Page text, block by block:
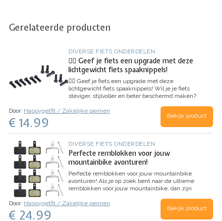
Gerelateerde producten
DIVERSE FIETS ONDERDELEN
🚴‍♂️ Geef je fiets een upgrade met deze
lichtgewicht fiets spaaknippels!
🚴‍♂️ Geef je fiets een upgrade met deze
lichtgewicht fiets spaaknippels! Wil je je fiets
steviger, stijlvoller en beter beschermd maken?
alleen de duurzaamheid van je wiel, maar voeg
je ook een strakke, sportieve look toe.…
Door: Happygetfit / Zakelijke pennen
€ 14.99 Bekijk product
DIVERSE FIETS ONDERDELEN
Perfecte remblokken voor jouw
mountainbike avonturen!
Perfecte remblokken voor jouw mountainbike
avonturen! Als je op zoek bent naar de ultieme
remblokken voor jouw mountainbike, dan zijn
Deze remblokken zijn speciaal ontworpen om
Door: Happygetfit / Zakelijke pennen
€ 24.99 Bekijk product